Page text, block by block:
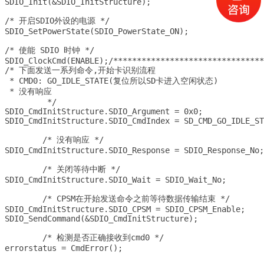
SDIO_Init(&SDIO_InitStructure);
/* 开启SDIO外设的电源 */
SDIO_SetPowerState(SDIO_PowerState_ON);
/* 使能 SDIO 时钟 */
SDIO_ClockCmd(ENABLE);/
/* 下面发送一系列命令,开始卡识别流程
* CMD0: GO_IDLE_STATE(复位所以SD卡进入空闲状态)
* 没有响应
SDIO_CmdInitStructure.SDIO_Argument = 0x0;
SDIO_CmdInitStructure.SDIO_CmdIndex =
SDIO_CmdInitStructure.SDIO_Response = SDIO_Response_No;
SDIO_CmdInitStructure.SDIO_Wait = SDIO_Wait_No;
SDIO_CmdInitStructure.SDIO_CPSM = SDIO_CPSM_Enable;
SDIO_SendCommand(&SDIO_CmdInitStructure);
errorstatus = CmdError();